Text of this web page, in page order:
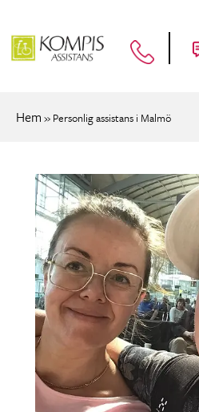
Hem » Personlig assistans i Malmö